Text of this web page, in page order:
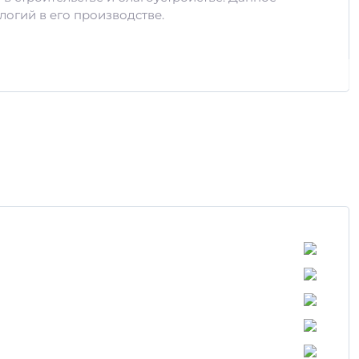
в его производстве.
контроль на всех этапах производства. Это